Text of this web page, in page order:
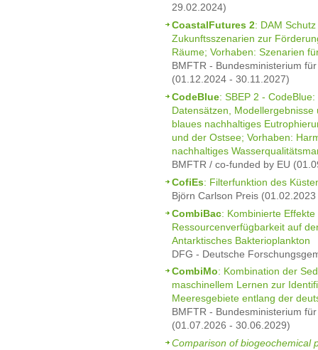
29.02.2024)
CoastalFutures 2: DAM
Zukunftsszenarien zur
Räume; Vorhaben: Szenarien
BMFTR - Bundesministerium
(01.12.2024 - 30.11.2027)
CodeBlue: SBEP 2 -
Datensätzen,
blaues nachhaltiges
und der Ostsee; Vorhaben:
nachhaltiges
BMFTR / co-funded by EU
CofiEs: Filterfunktion des
Björn Carlson Preis
CombiBac: Kombinierte
Ressourcenverfügbarkeit auf
Antarktisches Bakterioplankton
DFG - Deutsche
CombiMo: Kombination der
maschinellem Lernen zur
Meeresgebiete entlang der
BMFTR - Bundesministerium
(01.07.2026 - 30.06.2029)
Comparison of biogeochemical